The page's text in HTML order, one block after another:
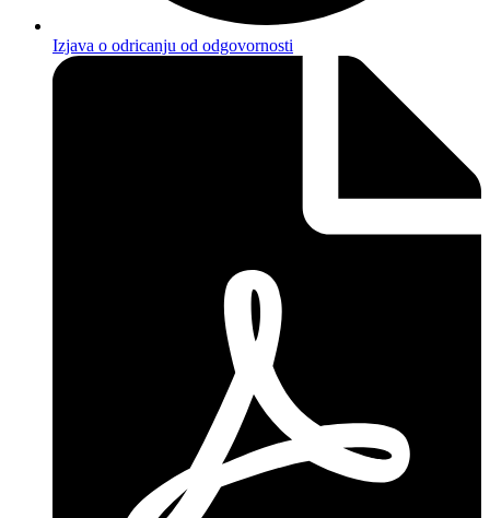
Izjava o odricanju od odgovornosti